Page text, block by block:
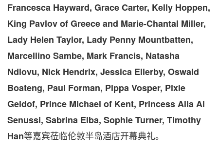
Francesca Hayward, Grace Carter, Kelly Hoppen,
King PavlovofGreeceand Marie-Chantal Miller,
Lady Helen Taylor, Lady Penny Mountbatten,
Marcellino Sambe, Mark Francis, Natasha
Ndlovu, Nick Hendrix, Jessica Ellerby, Oswald
Boateng, Paul Forman, Pippa Vosper, Pixie
Geldof, Prince Michael of Kent, Princess Alia Al
Senussi, Sabrina Elba, Sophie Turner, Timothy
Han等嘉宾莅临伦敦半岛酒店开幕典礼。